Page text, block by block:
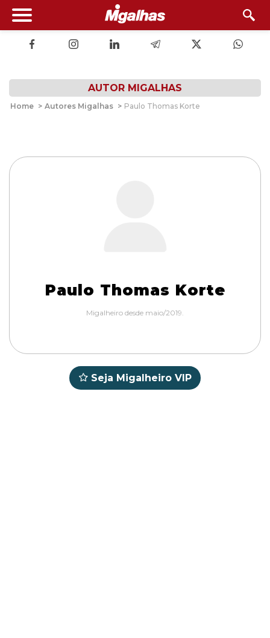
AUTOR MIGALHAS
Home > Autores Migalhas > Paulo Thomas Korte
Paulo Thomas Korte
Migalheiro desde maio/2019.
Seja Migalheiro VIP